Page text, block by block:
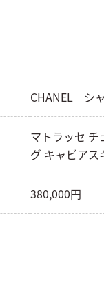
CHANEL シ
マトラッセ チ
グ キャビアス
380,000円